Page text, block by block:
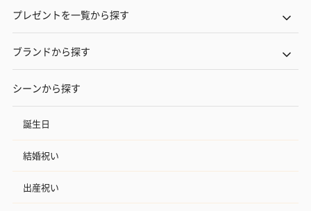
プレゼントを一覧から探す
ブランドから探す
シーンから探す
誕生日
結婚祝い
出産祝い